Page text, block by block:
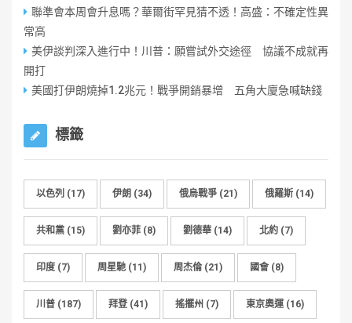
聯準會本周會升息嗎？華爾街罕見猜不透！高盛：不確定性異
常高
美伊談判深入進行中！川普：願嘗試外交途徑 協議不成就再
開打
美國打伊朗燒掉1.2兆元！戰爭開銷暴增 五角大廈急喊缺錢
標籤
以色列 (17) 伊朗 (34) 俄烏戰爭 (21) 俄羅斯 (14)
共和黨 (15) 劉亦菲 (8) 劉德華 (14) 北約 (7)
印度 (7) 周星馳 (11) 周杰倫 (21) 國會 (8)
川普 (187) 拜登 (41) 搖擺州 (7) 東京奧運(16)